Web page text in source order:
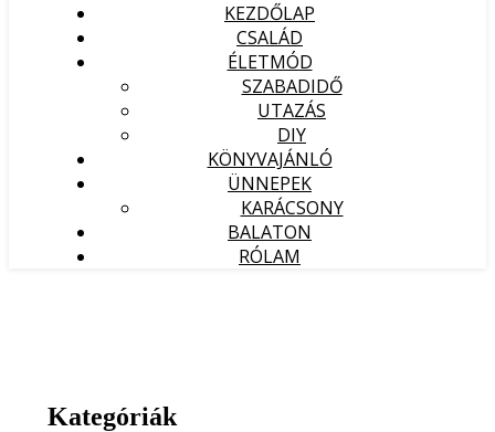
KEZDŐLAP
CSALÁD
ÉLETMÓD
SZABADIDŐ
UTAZÁS
DIY
KÖNYVAJÁNLÓ
ÜNNEPEK
KARÁCSONY
BALATON
RÓLAM
Kategóriák